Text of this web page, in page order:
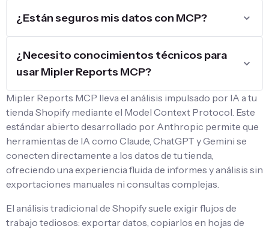
¿Están seguros mis datos con MCP?
¿Necesito conocimientos técnicos para
usar Mipler Reports MCP?
Mipler Reports MCP lleva el análisis impulsado por IA a tu
tienda Shopify mediante el Model Context Protocol. Este
estándar abierto desarrollado por Anthropic permite que
herramientas de IA como Claude, ChatGPT y Gemini se
conecten directamente a los datos de tu tienda,
ofreciendo una experiencia fluida de informes y análisis sin
exportaciones manuales ni consultas complejas.
El análisis tradicional de Shopify suele exigir flujos de
trabajo tediosos: exportar datos, copiarlos en hojas de